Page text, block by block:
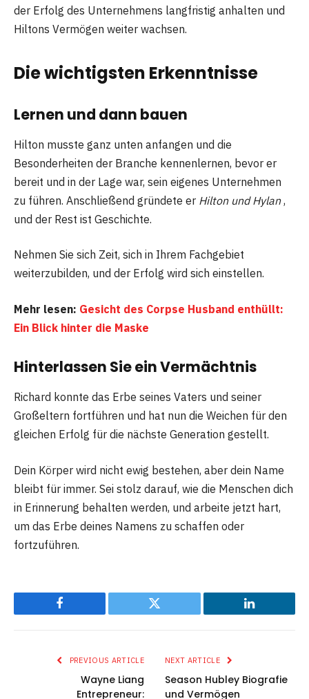
der Erfolg des Unternehmens langfristig anhalten und
Hiltons Vermögen weiter wachsen.
Die wichtigsten Erkenntnisse
Lernen und dann bauen
Hilton musste ganz unten anfangen und die
Besonderheiten der Branche kennenlernen, bevor er
bereit und in der Lage war, sein eigenes Unternehmen
zu führen. Anschließend gründete er Hilton und Hylan,
und der Rest ist Geschichte.
Nehmen Sie sich Zeit, sich in Ihrem Fachgebiet
weiterzubilden, und der Erfolg wird sich einstellen.
Mehr lesen: Gesicht des Corpse Husband enthüllt:
Ein Blick hinter die Maske
Hinterlassen Sie ein Vermächtnis
Richard konnte das Erbe seines Vaters und seiner
Großeltern fortführen und hat nun die Weichen für den
gleichen Erfolg für die nächste Generation gestellt.
Dein Körper wird nicht ewig bestehen, aber dein Name
bleibt für immer. Sei stolz darauf, wie die Menschen dich
in Erinnerung behalten werden, und arbeite jetzt hart,
um das Erbe deines Namens zu schaffen oder
fortzuführen.
Facebook Twitter LinkedIn
PREVIOUS ARTICLE
Wayne Liang
Entrepreneur:
NEXT ARTICLE
Season Hubley Biografie
und Vermögen